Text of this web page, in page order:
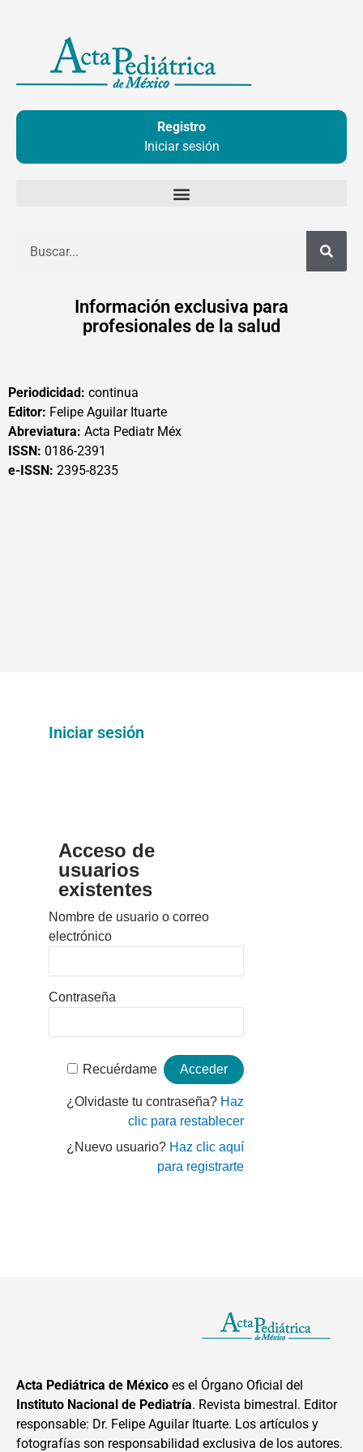
contenido
Registro
Iniciar sesión
Información exclusiva para
profesionales de la salud
Periodicidad: continua
Editor: Felipe Aguilar Ituarte
Abreviatura: Acta Pediatr Méx
ISSN: 0186-2391
e-ISSN: 2395-8235
Iniciar sesión
Acceso de
usuarios
existentes
Nombre de usuario o correo
electrónico
Contraseña
Recuérdame
¿Olvidaste tu contraseña? Haz
clic para restablecer
¿Nuevo usuario? Haz clic aquí
para registrarte
Acta Pediátrica de México es el Órgano Oficial del
Instituto Nacional de Pediatría. Revista bimestral. Editor
responsable: Dr. Felipe Aguilar Ituarte. Los artículos y
fotografías son responsabilidad exclusiva de los autores.